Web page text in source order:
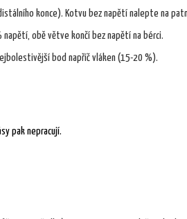
konce). Kotvu bez napětí nalepte na
obě větve končí bez napětí na bérci.
bod napříč vláken (15-20 %).
pak nepracují.